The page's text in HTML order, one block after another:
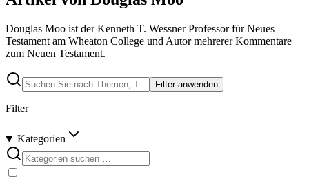
Douglas Moo ist der Kenneth T. Wessner Professor für Neues
Testament am Wheaton College und Autor mehrerer Kommentare
zum Neuen Testament.
Filter anwenden
Filter
Kategorien